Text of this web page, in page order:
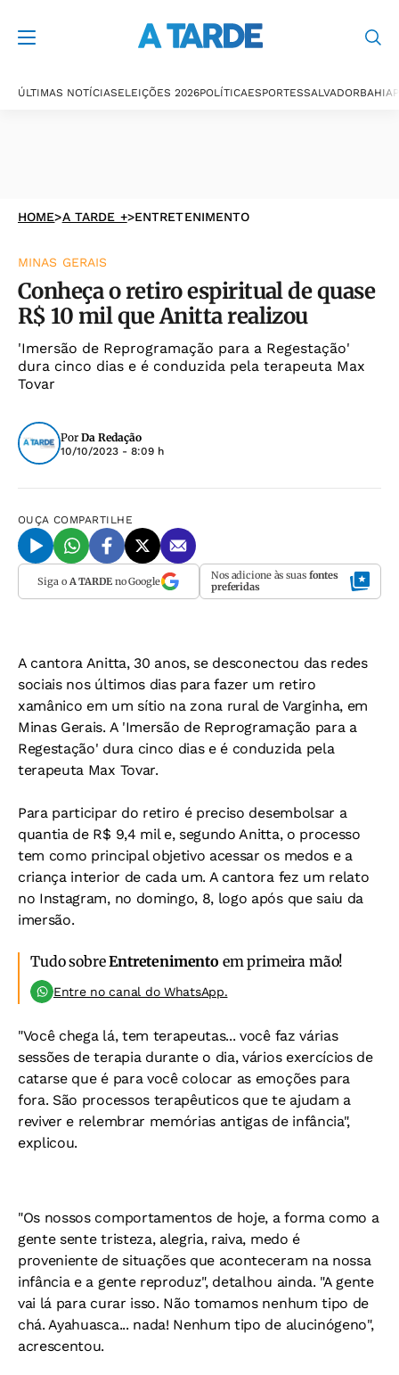
ÚLTIMAS NOTÍCIASELEIÇÕES 2026POLÍTICAESPORTESSALVADORBAHIA
HOME>A TARDE +>ENTRETENIMENTO
MINAS GERAIS
Conheça o retiro espiritual de quase
R$ 10 mil que Anitta realizou
'Imersão de Reprogramação para a Regestação'
dura cinco dias e é conduzida pela terapeuta Max
Tovar
Por Da Redação
10/10/2023 - 8:09 h
OUÇA COMPARTILHE
Siga o A TARDEno Google Nos adicione às suas fontes
preferidas
A cantora Anitta, 30 anos, se desconectou das redes
sociais nos últimos dias para fazer um retiro
xamânico em um sítio na zona rural de Varginha, em
Minas Gerais. A 'Imersão de Reprogramação para a
Regestação' dura cinco dias e é conduzida pela
terapeuta Max Tovar.
Para participar do retiro é preciso desembolsar a
quantia de R$ 9,4 mil e, segundo Anitta, o processo
tem como principal objetivo acessar os medos e a
criança interior de cada um. A cantora fez um relato
no Instagram, no domingo, 8, logo após que saiu da
imersão.
Tudo sobreEntretenimento em primeira mão!
Entre no canal do WhatsApp.
"Você chega lá, tem terapeutas... você faz várias
sessões de terapia durante o dia, vários exercícios de
catarse que é para você colocar as emoções para
fora. São processos terapêuticos que te ajudam a
reviver e relembrar memórias antigas de infância",
explicou.
"Os nossos comportamentos de hoje, a forma como a
gente sente tristeza, alegria, raiva, medo é
proveniente de situações que aconteceram na nossa
infância e a gente reproduz", detalhou ainda. "A gente
vai lá para curar isso. Não tomamos nenhum tipo de
chá. Ayahuasca... nada! Nenhum tipo de alucinógeno",
acrescentou.